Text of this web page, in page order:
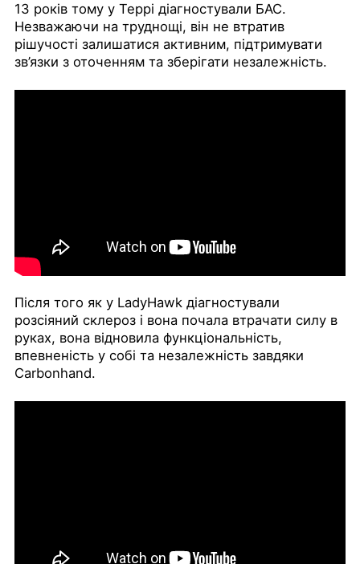
13 років тому у Террі діагностували БАС.
Незважаючи на труднощі, він не втратив
рішучості залишатися активним, підтримувати
зв’язки з оточенням та зберігати незалежність.
Після того як у LadyHawk діагностували
розсіяний склероз і вона почала втрачати силу в
руках, вона відновила функціональність,
впевненість у собі та незалежність завдяки
Carbonhand.